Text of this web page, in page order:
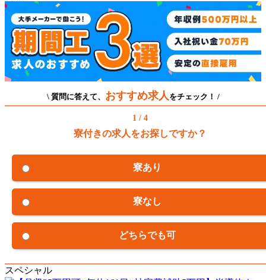
\ 質問に答えて、 おすすめ求人 をチェック！ /
1 / 4
寮付きの求人をお探しですか？
寮あり
寮なし
どちらでも可
スペシャル